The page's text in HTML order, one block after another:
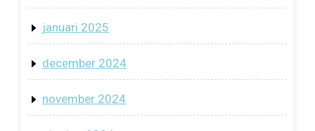
januari 2025
december 2024
november 2024